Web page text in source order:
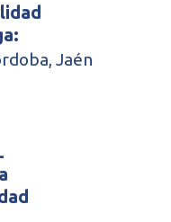
Jaén